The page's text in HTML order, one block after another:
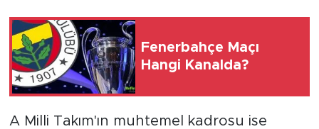
Fenerbahçe Maçı
Hangi Kanalda?
A Milli Takım'ın muhtemel kadrosu ise